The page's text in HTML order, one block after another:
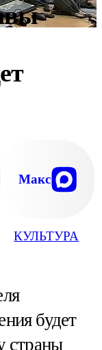
КУЛЬТУРА
Макс
будет
страны